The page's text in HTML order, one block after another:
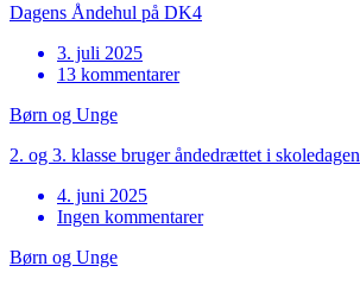
Dagens Åndehul på DK4
3. juli 2025
13 kommentarer
Børn og Unge
2. og 3. klasse bruger åndedrættet i skoledagen
4. juni 2025
Ingen kommentarer
Børn og Unge